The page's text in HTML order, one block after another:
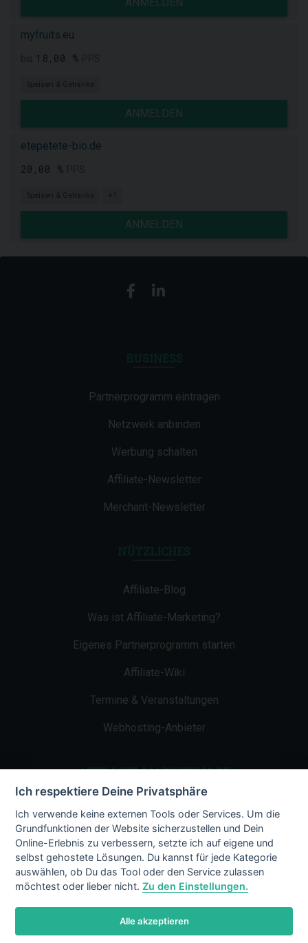
myfruits.eu
18,00 %
Speisen & Getränke
ANMELDEN
etepetete-bio.de
20,00 %
Speisen & Getränke +1
ANMELDEN
Partnerprogramm eintragen
Netzwerk anbinden
Werbung schalten
Affiliate-Newsletter
Merchant-Newsletter
Affiliate-Blog
Was ist Affiliate-Marketing?
Eigenes Partnerprogramm starten
Affiliate-Wiki
Termine & Veranstaltungen
Webhosting-Anbieter
AFFILIATE-MARKETING.DE
Impressum
Kontakt
Datenschutz
Ich respektiere Deine Privatsphäre
Ich verwende keine externen Tools oder Services. Um die
Grundfunktionen der Website sicherzustellen und Dein
Online-Erlebnis zu verbessern, setzte ich auf eigene und
selbst gehostete Lösungen. Du kannst für jede Kategorie
auswählen, ob Du das Tool oder den Service zulassen
möchtest oder lieber nicht.Zu den Einstellungen.
Alle akzeptieren